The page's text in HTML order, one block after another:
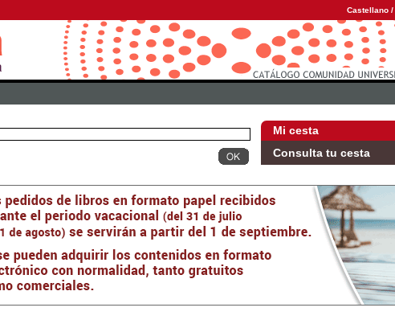
Castellano /
Mi cesta
Consulta tu cesta